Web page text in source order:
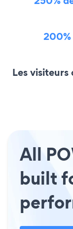
Les visiteurs
All
built